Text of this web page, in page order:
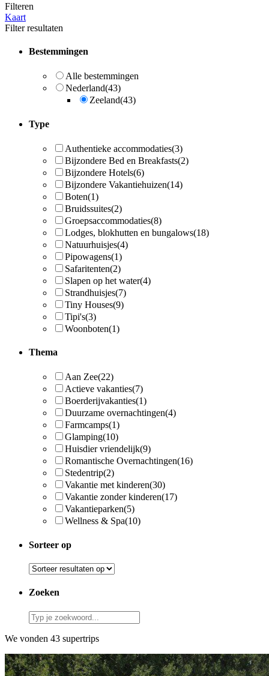
Filteren
Kaart
Filter resultaten
Bestemmingen
Alle bestemmingen
Nederland(43)
Zeeland(43)
Type
Authentieke accommodaties(3)
Bijzondere Bed en Breakfasts(2)
Bijzondere Hotels(6)
Bijzondere Vakantiehuizen(14)
Boten(1)
Bruidssuites(2)
Groepsaccommodaties(8)
Lodges, blokhutten en bungalows(18)
Natuurhuisjes(4)
Pipowagens(1)
Safaritenten(2)
Slapen op het water(4)
Strandhuisjes(7)
Tiny Houses(9)
Tipi's(3)
Woonboten(1)
Thema
Aan Zee(22)
Actieve vakanties(7)
Boerderijvakanties(1)
Duurzame overnachtingen(4)
Farmcamps(1)
Glamping(10)
Huisdier vriendelijk(9)
Romantische Overnachtingen(16)
Stedentrip(2)
Vakantie met kinderen(30)
Vakantie zonder kinderen(17)
Vakantieparken(5)
Wellness & Spa(10)
Sorteer op
Zoeken
We vonden 43 supertrips